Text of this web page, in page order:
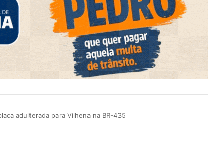
adulterada para Vilhena na BR-435